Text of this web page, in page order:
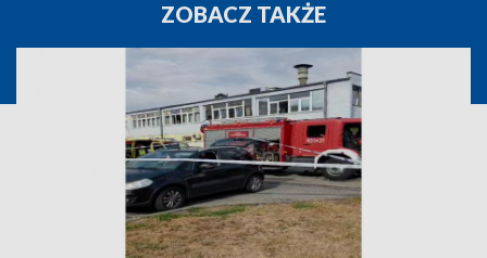
ZOBACZ TAKŻE